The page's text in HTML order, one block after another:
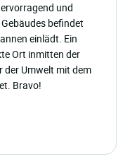
und
befindet
einlädt. Ein
Ort inmitten der
der Umwelt mit dem
Bravo!